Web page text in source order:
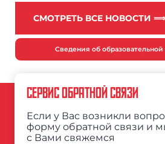
СМОТРЕТЬ ВСЕ НОВОСТИ ⟹
Сведения об образовательной
СЕРВИС ОБРАТНОЙ СВЯЗИ
Если у Вас возникли
форму обратной связи и
с Вами свяжемся